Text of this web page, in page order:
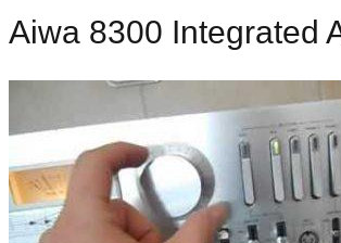
Aiwa 8300 Integrated